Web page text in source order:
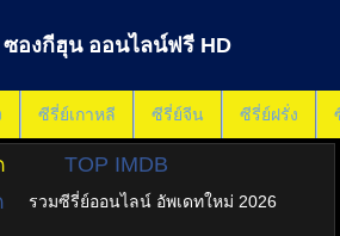
องกีฮุน ออนไลน์ฟรี HD
ซีรี่ย์เกาหลี ซีรี่ย์จีน ซีรี่ย์ฝรั่ง
TOP IMDB
รวมซีรี่ย์ออนไลน์ อัพเดทใหม่ 2026